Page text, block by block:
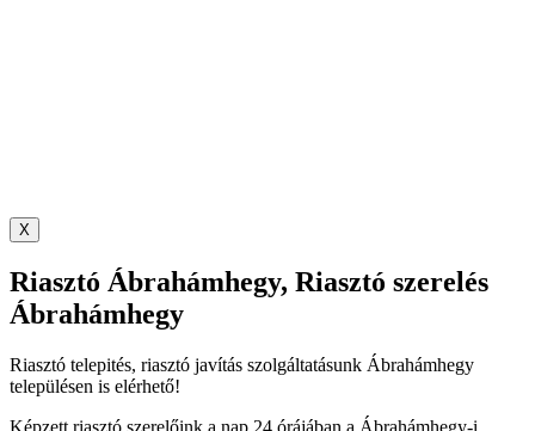
X
Riasztó Ábrahámhegy, Riasztó szerelés
Ábrahámhegy
Riasztó telepités, riasztó javítás szolgáltatásunk Ábrahámhegy
településen is elérhető!
Képzett riasztó szerelőink a nap 24 órájában a Ábrahámhegy-i